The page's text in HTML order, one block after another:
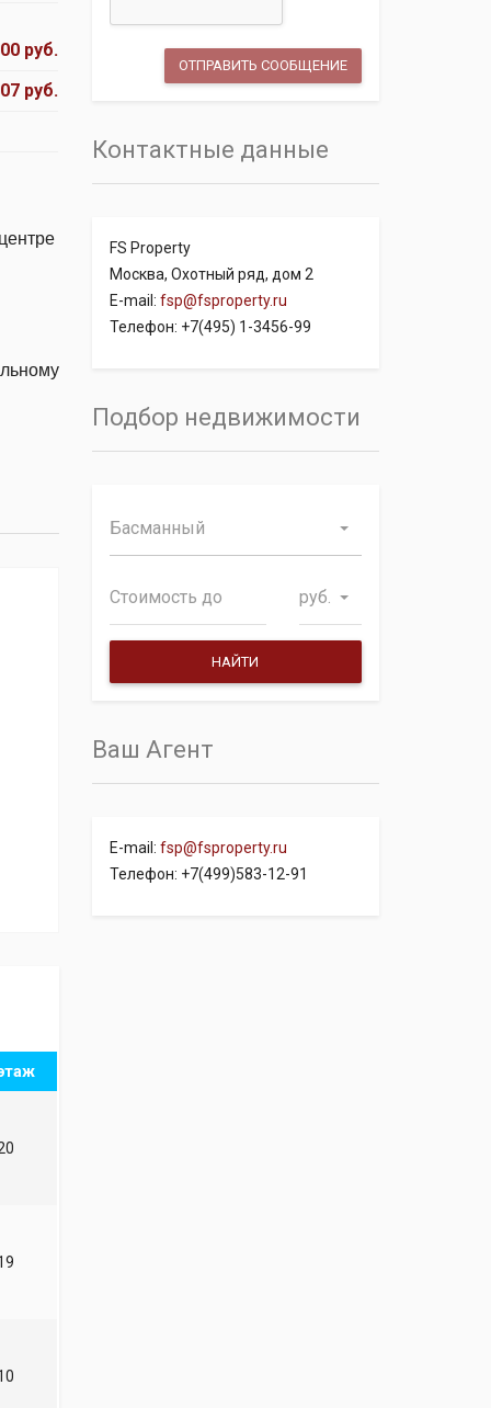
руб.
руб.
Контактные данные
FS Property
Москва, Охотный ряд, дом 2
E-mail: fsp@fsproperty.ru
Телефон: +7(495) 1-3456-99
Подбор недвижимости
Басманный
руб.
Ваш Агент
E-mail: fsp@fsproperty.ru
Телефон: +7(499)583-12-91